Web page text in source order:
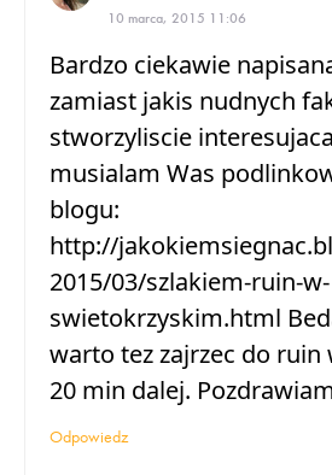
10 marca, 2015 11:06
Bardzo ciekawie
zamiast jakis nudnych
stworzyliscie
musialam Was
blogu:
http://
2015/03/szlakiem-ruin-w-
swietokrzyskim.html
warto tez zajrzec do ruin
20 min dalej. Pozdrawiam
Odpowiedz